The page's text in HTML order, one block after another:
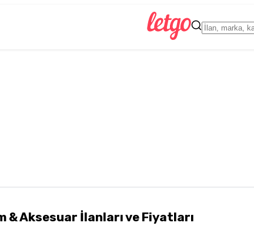
& Aksesuar İlanları ve Fiyatları